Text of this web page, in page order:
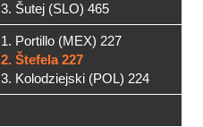
3. Šutej (SLO) 465
1. Portillo (MEX) 227
2. Štefela 227
3. Kolodziejski (POL) 224